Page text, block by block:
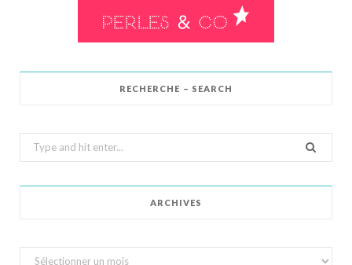
RECHERCHE – SEARCH
Search
for:
ARCHIVES
Archives